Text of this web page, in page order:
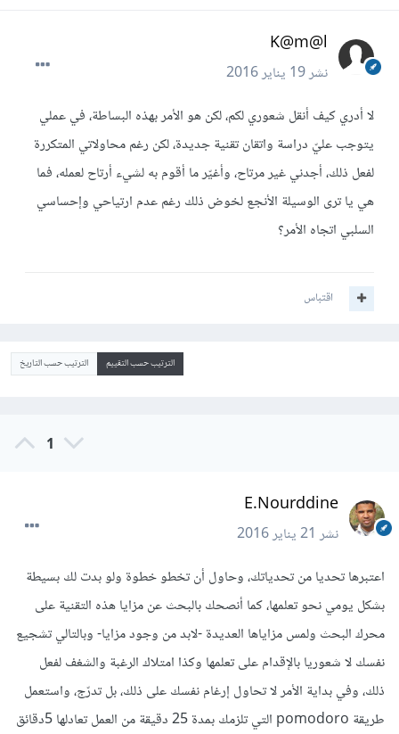
K@m@l
نشر19 يناير 2016
لا أدري كيف أنقل شعوري لكم، لكن هو الأمر بهذه البساطة، في عملي
يتوجب عليّ دراسة واتقان تقنية جديدة، لكن رغم محاولاتي المتكررة
لفعل ذلك، أجدني غير مرتاح، وأغيّر ما أقوم به لشيء أرتاح لعمله، فما
هي يا ترى الوسيلة الأنجع لخوض ذلك رغم عدم ارتياحي وإحساسي
السلبي اتجاه الأمر؟
اقتباس
الترتيب حسب التقييم الترتيب حسب التاريخ
1
E.Nourddine
نشر21 يناير 2016
اعتبرها تحديا من تحدياتك، وحاول أن تخطو خطوة ولو بدت لك بسيطة
بشكل يومي نحو تعلمها، كما أنصحك بالبحث عن مزايا هذه التقنية على
محرك البحث ولمس مزاياها العديدة -لابد من وجود مزايا- وبالتالي تشجيع
نفسك لا شعوريا بالإقدام على تعلمها وكذا امتلاك الرغبة والشغف لفعل
ذلك، وفي بداية الأمر لا تحاول إرغام نفسك على ذلك، بل تدرّج، واستعمل
طريقة pomodoro التي تلزمك بمدة 25 دقيقة من العمل تعادلها 5دقائق